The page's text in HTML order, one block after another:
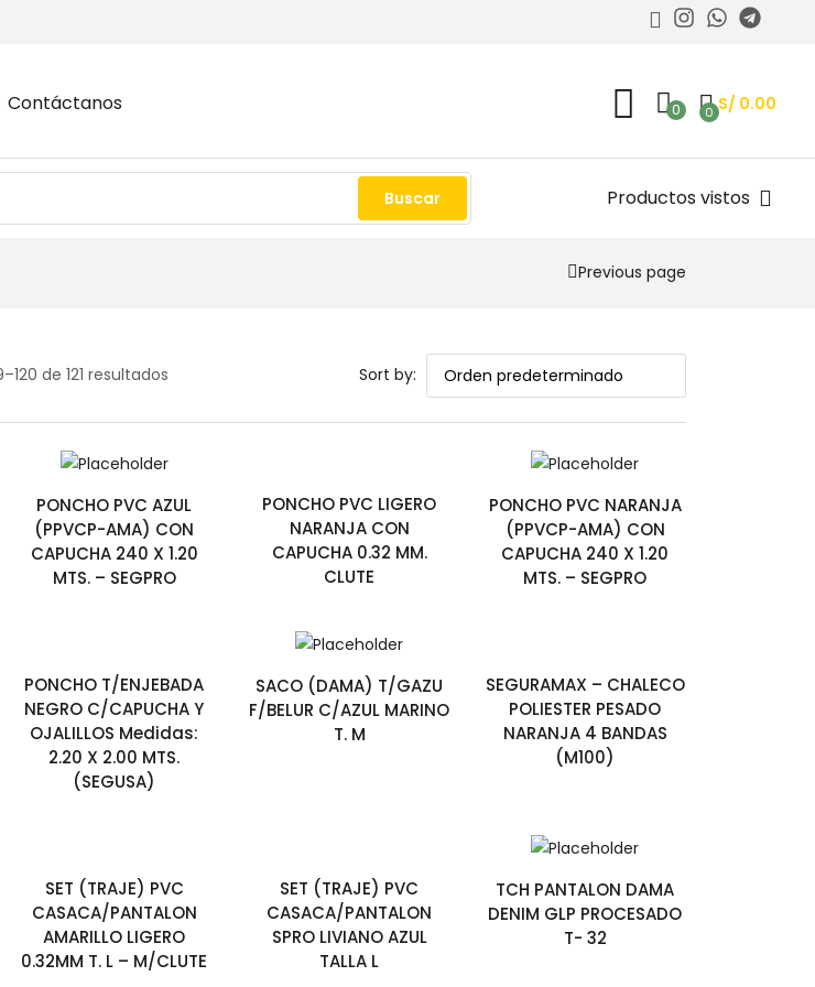
Contáctanos 0 0 S/ 0.00
Buscar Productos vistos
Previous page
de 121 resultados Sort by:
PONCHO PVC AZUL
(PPVCP-AMA) CON
CAPUCHA 240 X 1.20
MTS. – SEGPRO
PONCHO PVC LIGERO
NARANJA CON
CAPUCHA 0.32 MM.
CLUTE
PONCHO PVC NARANJA
(PPVCP-AMA) CON
CAPUCHA 240 X 1.20
MTS. – SEGPRO
PONCHO T/ENJEBADA
NEGRO C/CAPUCHA Y
OJALILLOS Medidas:
2.20 X 2.00 MTS.
(SEGUSA)
SACO (DAMA) T/GAZU
F/BELUR C/AZUL MARINO
T. M
SEGURAMAX – CHALECO
POLIESTER PESADO
NARANJA 4 BANDAS
(M100)
SET (TRAJE) PVC
CASACA/PANTALON
AMARILLO LIGERO
0.32MM T. L – M/CLUTE
SET (TRAJE) PVC
CASACA/PANTALON
SPRO LIVIANO AZUL
TALLA L
TCH PANTALON DAMA
DENIM GLP PROCESADO
T- 32